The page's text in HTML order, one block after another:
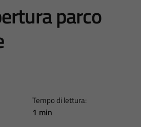
parco
Tempo di lettura:
1 min